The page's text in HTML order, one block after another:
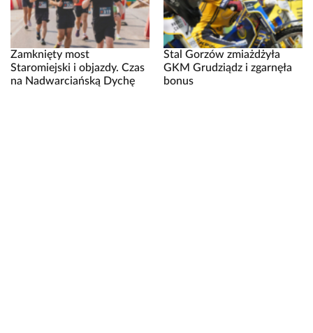
Zamknięty most
Staromiejski i objazdy. Czas
na Nadwarciańską Dychę
Stal Gorzów zmiażdżyła
GKM Grudziądz i zgarnęła
bonus